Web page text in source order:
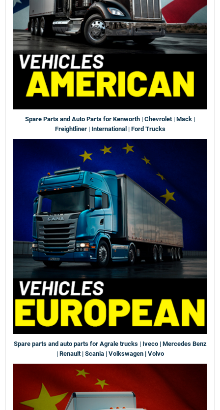
Spare Parts and Auto Parts for Kenworth | Chevrolet | Mack |
Freightliner | International | Ford Trucks
Spare parts and auto parts for Agrale trucks | Iveco | Mercedes Benz
| Renault | Scania | Volkswagen | Volvo